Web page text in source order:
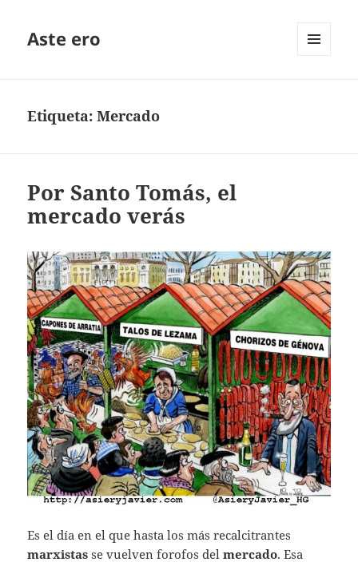
Aste ero
Etiqueta:Mercado
Por Santo Tomás, el
mercado verás
Es el día en el que hasta los más recalcitrantes
marxistasse vuelven forofos delmercado. Esa